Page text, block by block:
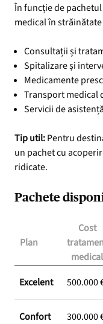
În funcție de
medical în
Consultații și
Spitalizare și
Medicamente
Transport medical
Servicii de
Tip util:Pentru
un pachet cu
ridicate.
Pachete
Plan
Cost
medical
Excelent 500.000
Confort 300.000